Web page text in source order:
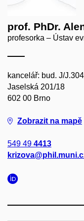
prof. PhDr.
profesorka – Ústav
kancelář: bud. J/J.304
Jaselská 201/18
602 00 Brno
Zobrazit na mapě
549 49 4413